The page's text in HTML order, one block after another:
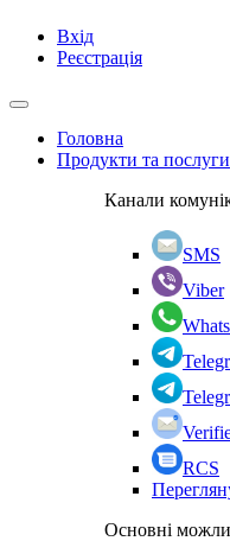
Вхід
Реєстрація
Головна
Продукти та послуги
Канали
SMS
Viber
RCS
Основні